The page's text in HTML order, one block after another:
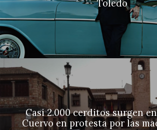
Toledo
Casi 2.000 cerditos surgen
Cuervo en protesta por las